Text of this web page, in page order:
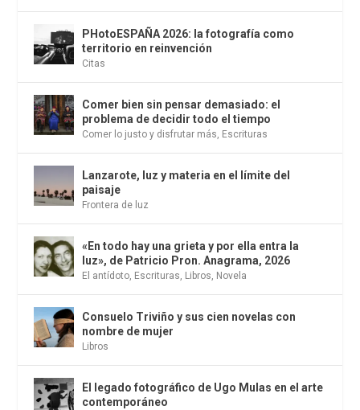
PHotoESPAÑA 2026: la fotografía como
territorio en reinvención
Citas
Comer bien sin pensar demasiado: el
problema de decidir todo el tiempo
Comer lo justo y disfrutar más, Escrituras
Lanzarote, luz y materia en el límite del
paisaje
Frontera de luz
«En todo hay una grieta y por ella entra la
luz», de Patricio Pron. Anagrama, 2026
El antídoto, Escrituras, Libros, Novela
Consuelo Triviño y sus cien novelas con
nombre de mujer
Libros
El legado fotográfico de Ugo Mulas en el arte
contemporáneo